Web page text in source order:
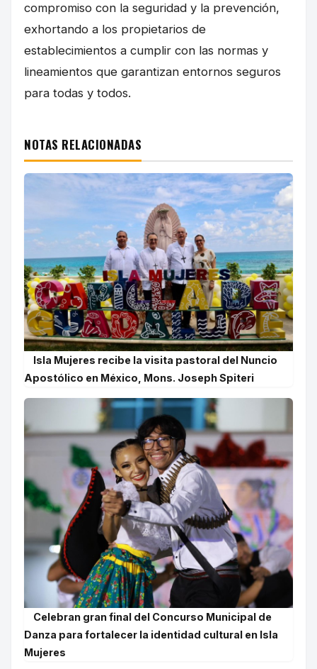
compromiso con la seguridad y la prevención,
exhortando a los propietarios de
establecimientos a cumplir con las normas y
lineamientos que garantizan entornos seguros
para todas y todos.
NOTAS RELACIONADAS
Isla Mujeres recibe la visita pastoral del Nuncio
Apostólico en México, Mons. Joseph Spiteri
Celebran gran final del Concurso Municipal de
Danza para fortalecer la identidad cultural en Isla
Mujeres